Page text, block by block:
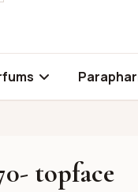
topface